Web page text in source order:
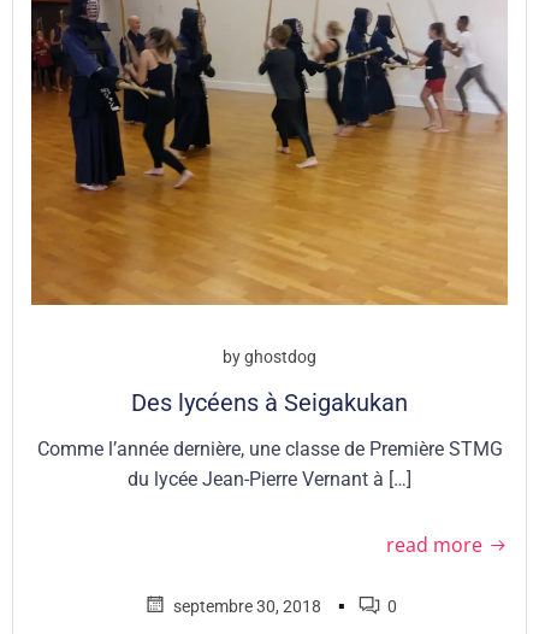
byghostdog
Des lycéens à Seigakukan
Comme l’année dernière, une classe de Première STMG
du lycée Jean-Pierre Vernant à […]
read more
septembre 30, 2018 ▪ 0